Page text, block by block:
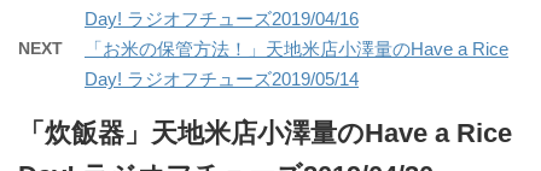
Day! ラジオフチューズ2019/04/16
NEXT
「お米の保管方法！」天地米店小澤量のHave a Rice
Day! ラジオフチューズ2019/05/14
「炊飯器」天地米店小澤量のHave a Rice